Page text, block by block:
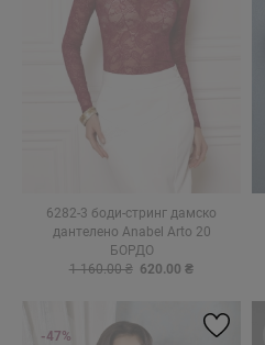
6282-3 боди-стринг дамско
дантелено Anabel Arto 20
БОРДО
1 160.00 ₴ 620.00 ₴
-47%